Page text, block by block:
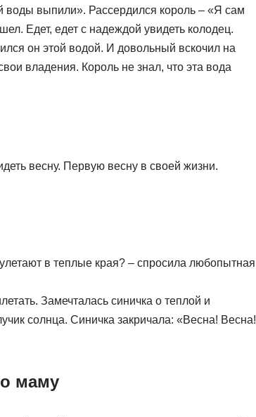
воды выпили». Рассердился король – «Я сам
Едет, едет с надеждой увидеть колодец.
он этой водой. И довольный вскочил на
владения. Король не знал, что эта вода
весну. Первую весну в своей жизни.
в теплые края? – спросила любопытная
Замечталась синичка о теплой и
солнца. Синичка закричала: «Весна! Весна!
маму